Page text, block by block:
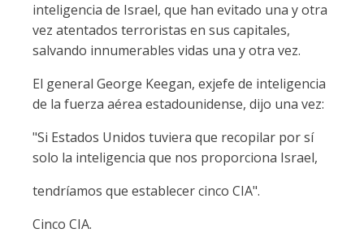
inteligencia de Israel, que han evitado una y otra
vez atentados terroristas en sus capitales,
salvando innumerables vidas una y otra vez.
El general George Keegan, exjefe de inteligencia
de la fuerza aérea estadounidense, dijo una vez:
"Si Estados Unidos tuviera que recopilar por sí
solo la inteligencia que nos proporciona Israel,
tendríamos que establecer cinco CIA".
Cinco CIA.